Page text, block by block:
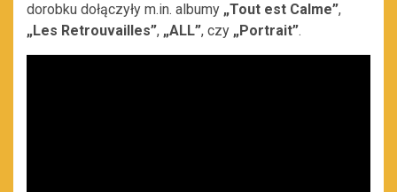
dorobku dołączyły m.in. albumy „Tout est Calme”,
„Les Retrouvailles”, „ALL”, czy „Portrait”.